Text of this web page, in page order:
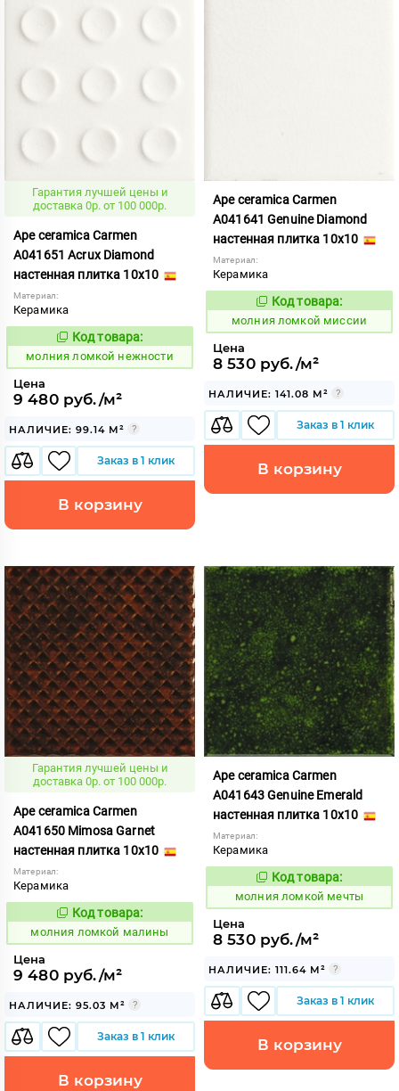
Гарантия лучшей цены и
доставка 0р. от 100 000р.
Ape ceramica Carmen
A041651 Acrux Diamond
настенная плитка 10x10
Материал:
Керамика
Код:
1006058
Код товара:
молния ломкой нежности
Цена
9 480 руб./м²
НАЛИЧИЕ: 99.14 М²
Заказ в 1 клик
В корзину
Ape ceramica Carmen
A041641 Genuine Diamond
настенная плитка 10x10
Материал:
Керамика
Код:
1006052
Код товара:
молния ломкой миссии
Цена
8 530 руб./м²
НАЛИЧИЕ: 141.08 М²
Заказ в 1 клик
В корзину
Гарантия лучшей цены и
доставка 0р. от 100 000р.
Ape ceramica Carmen
A041650 Mimosa Garnet
настенная плитка 10x10
Материал:
Керамика
Код:
1006046
Код товара:
молния ломкой малины
Цена
9 480 руб./м²
НАЛИЧИЕ: 95.03 М²
Заказ в 1 клик
В корзину
Ape ceramica Carmen
A041643 Genuine Emerald
настенная плитка 10x10
Материал:
Керамика
Код:
1006051
Код товара:
молния ломкой мечты
Цена
8 530 руб./м²
НАЛИЧИЕ: 111.64 М²
Заказ в 1 клик
В корзину